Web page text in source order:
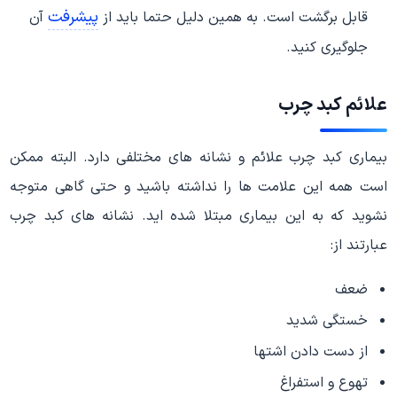
قابل برگشت است. به همین دلیل حتما باید از پیشرفت آن
جلوگیری کنید.
علائم کبد چرب
بیماری کبد چرب علائم و نشانه های مختلفی دارد. البته ممکن
است همه این علامت ها را نداشته باشید و حتی گاهی متوجه
نشوید که به این بیماری مبتلا شده اید. نشانه های کبد چرب
عبارتند از:
ضعف
خستگی شدید
از دست دادن اشتها
تهوع و استفراغ